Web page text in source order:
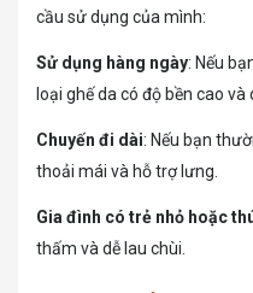
cầu sử dụng của mình:
Sử dụng hàng ngày: Nếu
loại ghế da có độ bền cao và
Chuyến đi dài: Nếu bạn
thoải mái và hỗ trợ lưng.
Gia đình có trẻ nhỏ hoặc
thấm và dễ lau chùi.